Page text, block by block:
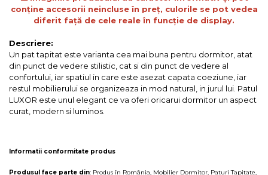
conține accesorii neincluse în preț, culorile se pot vedea
diferit față de cele reale în funcție de display.
Descriere:
Un pat tapitat este varianta cea mai buna pentru dormitor, atat
din punct de vedere stilistic, cat si din punct de vedere al
confortului, iar spatiul in care este asezat capata coeziune, iar
restul mobilierului se organizeaza in mod natural, in jurul lui. Patul
LUXOR este unul elegant ce va oferi oricarui dormitor un aspect
curat, modern si luminos.
Informatii conformitate produs
Produsul face parte din: Produs în România Mobilier Dormitor Paturi Tapitate